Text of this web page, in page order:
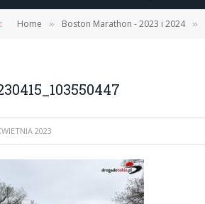
Home » Boston Marathon - 2023 i 2024 »
2023